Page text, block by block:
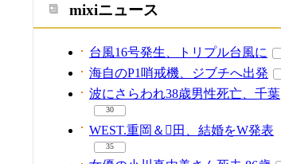
mixiニュース
台風16号発生、トリプル台風に
海自のP1哨戒機、ジブチへ出発
波にさらわれ38歳男性死亡、千葉
30
WEST.重岡＆田、結婚をW発表
35